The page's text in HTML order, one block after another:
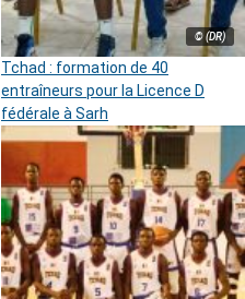
© (DR)
Tchad : formation de 40
entraîneurs pour la Licence D
fédérale à Sarh